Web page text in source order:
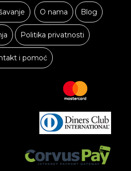
O nama Blog
Politika privatnosti
i pomoć